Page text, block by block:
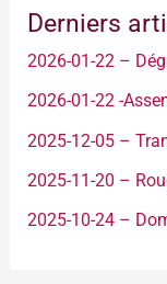
Derniers
2026-01-22 –
2026-01-22 -
2025-12-05 –
2025-11-20 –
2025-10-24 –